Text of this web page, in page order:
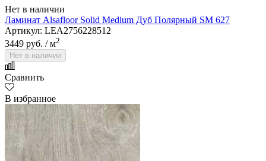
Нет в наличии
Ламинат Alsafloor Solid Medium Дуб Полярный SM 627
Артикул: LEA2756228512
3449 руб. / м2
Нет в наличии
Сравнить
В избранное